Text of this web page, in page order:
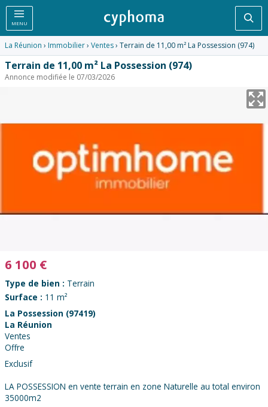
MENU
La Réunion › Immobilier› Ventes› Terrain de 11,00 m² La Possession (974)
Terrain de 11,00 m² La Possession (974)
Annonce modifiée le 07/03/2026
6 100 €
Type de bien : Terrain
Surface : 11 m²
La Possession (97419)
La Réunion
Ventes
Offre
Exclusif
LA POSSESSION en vente terrain en zone Naturelle au total environ
35000m2